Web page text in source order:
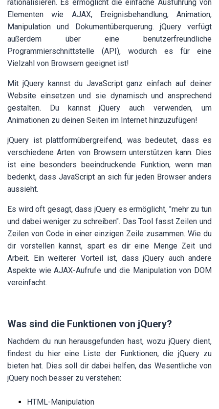
rationalisieren. Es ermöglicht die einfache Ausführung von
Elementen wie AJAX, Ereignisbehandlung, Animation,
Manipulation und Dokumentüberquerung. jQuery verfügt
außerdem über eine benutzerfreundliche
Programmierschnittstelle (API), wodurch es für eine
Vielzahl von Browsern geeignet ist!
Mit jQuery kannst du JavaScript ganz einfach auf deiner
Website einsetzen und sie dynamisch und ansprechend
gestalten. Du kannst jQuery auch verwenden, um
Animationen zu deinen Seiten im Internet hinzuzufügen!
jQuery ist plattformübergreifend, was bedeutet, dass es
verschiedene Arten von Browsern unterstützen kann. Dies
ist eine besonders beeindruckende Funktion, wenn man
bedenkt, dass JavaScript an sich für jeden Browser anders
aussieht.
Es wird oft gesagt, dass jQuery es ermöglicht, "mehr zu tun
und dabei weniger zu schreiben". Das Tool fasst Zeilen und
Zeilen von Code in einer einzigen Zeile zusammen. Wie du
dir vorstellen kannst, spart es dir eine Menge Zeit und
Arbeit. Ein weiterer Vorteil ist, dass jQuery auch andere
Aspekte wie AJAX-Aufrufe und die Manipulation von DOM
vereinfacht.
Was sind die Funktionen von jQuery?
Nachdem du nun herausgefunden hast, wozu jQuery dient,
findest du hier eine Liste der Funktionen, die jQuery zu
bieten hat. Dies soll dir dabei helfen, das Wesentliche von
jQuery noch besser zu verstehen:
HTML-Manipulation